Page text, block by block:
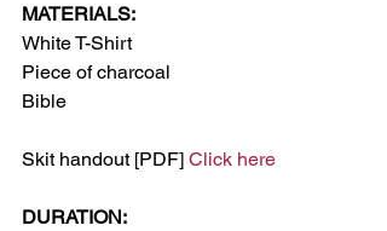
MATERIALS:
White T-Shirt
Piece of charcoal
Bible
Skit handout [PDF] Click here
DURATION: